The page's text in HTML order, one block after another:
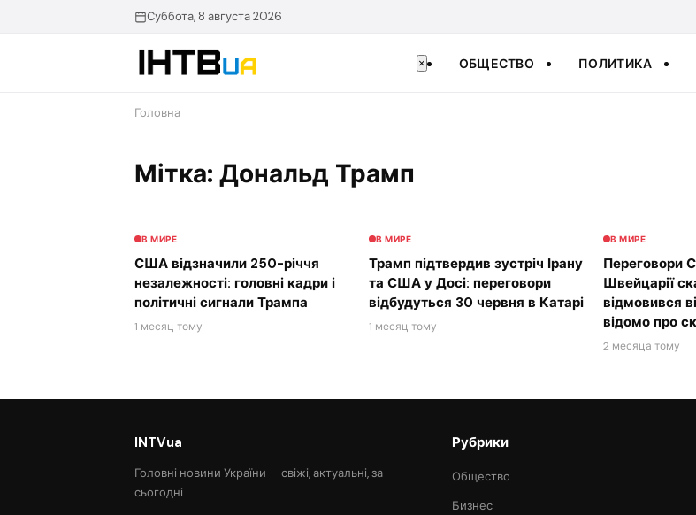
Суббота, 8 августа 2026
× ОБЩЕСТВО ПОЛИТИКА
Головна
Мітка: Дональд Трамп
В МИРЕ
США відзначили 250-річчя
незалежності: головні кадри і
політичні сигнали Трампа
1 месяц тому
В МИРЕ
Трамп підтвердив зустріч Ірану
та США у Досі: переговори
відбудуться 30 червня в Катарі
1 месяц тому
В МИРЕ
Переговори
Швейцарії
відмовився
відомо про
2 месяца тому
INTVua
Головні новини України — свіжі, актуальні, за
сьогодні.
Рубрики
Общество
Бизнес